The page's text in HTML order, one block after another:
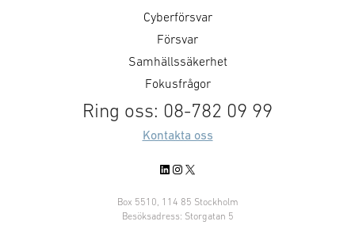
Cyberförsvar
Försvar
Samhällssäkerhet
Fokusfrågor
Ring oss: 08-782 09 99
Kontakta oss
LinkedIn
Instagram
X
Box 5510, 114 85 Stockholm
Besöksadress: Storgatan 5